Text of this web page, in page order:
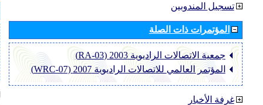
تسجيل المندوبين
المؤتمرات ذات الصلة
جمعية الاتصالات الراديوية 2003 (RA-03)
المؤتمر العالمي للاتصالات الراديوية 2007 (WRC-07)
غرفة الأخبار